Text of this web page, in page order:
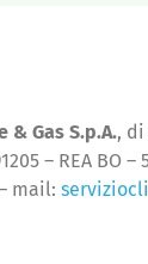
& Gas S.p.A., di
– REA
mail: